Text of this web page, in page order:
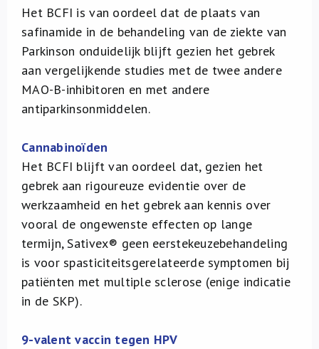
Het BCFI is van oordeel dat de plaats van
safinamide in de behandeling van de ziekte van
Parkinson onduidelijk blijft gezien het gebrek
aan vergelijkende studies met de twee andere
MAO-B-inhibitoren en met andere
antiparkinsonmiddelen.
Cannabinoïden
Het BCFI blijft van oordeel dat, gezien het
gebrek aan rigoureuze evidentie over de
werkzaamheid en het gebrek aan kennis over
vooral de ongewenste effecten op lange
termijn, Sativex® geen eerstekeuzebehandeling
is voor spasticiteitsgerelateerde symptomen bij
patiënten met multiple sclerose (enige indicatie
in de SKP).
9-valent vaccin tegen HPV